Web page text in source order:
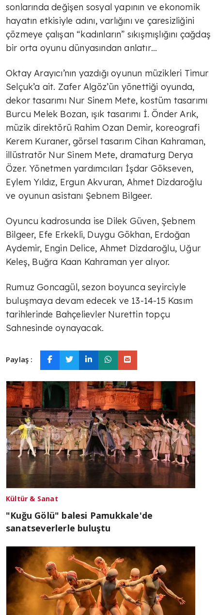
sonlarında değişen sosyal yapının ve ekonomik
hayatın etkisiyle adını, varlığını ve çaresizliğini
çözmeye çalışan “kadınların” sıkışmışlığını çağdaş
bir orta oyunu dünyasından anlatır…
Oktay Arayıcı’nın yazdığı oyunun müzikleri Timur
Selçuk’a ait. Zafer Algöz’ün yönettiği oyunda,
dekor tasarımı Nur Sinem Mete, kostüm tasarımı
Burcu Melek Bozan, ışık tasarımı İ. Önder Arık,
müzik direktörü Rahim Ozan Demir, koreografi
Kerem Kuraner, görsel tasarım Cihan Kahraman,
illüstratör Nur Sinem Mete, dramaturg Derya
Özer. Yönetmen yardımcıları İşdar Gökseven,
Eylem Yıldız, Ergun Akvuran, Ahmet Dizdaroğlu
ve oyunun asistanı Şebnem Bilgeer.
Oyuncu kadrosunda ise Dilek Güven, Şebnem
Bilgeer, Efe Erkekli, Duygu Gökhan, Erdoğan
Aydemir, Engin Delice, Ahmet Dizdaroğlu, Uğur
Keleş, Buğra Kaan Kahraman yer alıyor.
Rumuz Goncagül, sezon boyunca seyirciyle
buluşmaya devam edecek ve 13-14-15 Kasım
tarihlerinde Bahçelievler Nurettin topçu
Sahnesinde oynayacak.
Paylaş :
Kültür & Sanat
"Kuğu Gölü" balesi Pamukkale'de
sanatseverlerle buluştu